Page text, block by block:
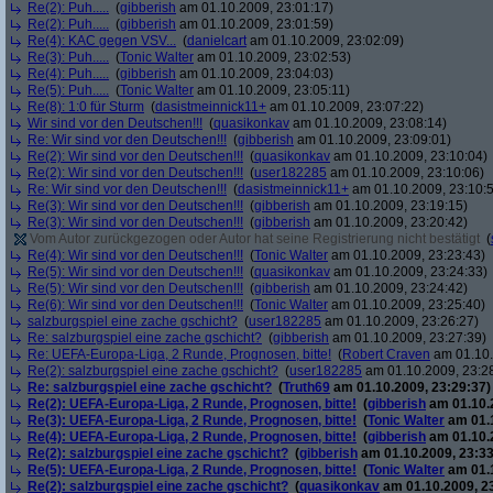
Re(2): Puh..... (gibberish am 01.10.2009, 23:01:17)
Re(2): Puh..... (gibberish am 01.10.2009, 23:01:59)
Re(4): KAC gegen VSV... (danielcart am 01.10.2009, 23:02:09)
Re(3): Puh..... (Tonic Walter am 01.10.2009, 23:02:53)
Re(4): Puh..... (gibberish am 01.10.2009, 23:04:03)
Re(5): Puh..... (Tonic Walter am 01.10.2009, 23:05:11)
Re(8): 1:0 für Sturm (dasistmeinnick11+ am 01.10.2009, 23:07:22)
Wir sind vor den Deutschen!!! (quasikonkav am 01.10.2009, 23:08:14)
Re: Wir sind vor den Deutschen!!! (gibberish am 01.10.2009, 23:09:01)
Re(2): Wir sind vor den Deutschen!!! (quasikonkav am 01.10.2009, 23:10:04)
Re(2): Wir sind vor den Deutschen!!! (user182285 am 01.10.2009, 23:10:06)
Re: Wir sind vor den Deutschen!!! (dasistmeinnick11+ am 01.10.2009,
Re(3): Wir sind vor den Deutschen!!! (gibberish am 01.10.2009, 23:19:15)
Re(3): Wir sind vor den Deutschen!!! (gibberish am 01.10.2009, 23:20:42)
Vom Autor zurückgezogen oder Autor hat seine Registrierung nicht bestätigt (
Re(4): Wir sind vor den Deutschen!!! (Tonic Walter am 01.10.2009, 23:23:43)
Re(5): Wir sind vor den Deutschen!!! (quasikonkav am 01.10.2009, 23:24:33)
Re(5): Wir sind vor den Deutschen!!! (gibberish am 01.10.2009, 23:24:42)
Re(6): Wir sind vor den Deutschen!!! (Tonic Walter am 01.10.2009, 23:25:40)
salzburgspiel eine zache gschicht? (user182285 am 01.10.2009, 23:26:27)
Re: salzburgspiel eine zache gschicht? (gibberish am 01.10.2009, 23:27:39)
Re: UEFA-Europa-Liga, 2 Runde, Prognosen, bitte! (Robert Craven am
Re(2): salzburgspiel eine zache gschicht? (user182285 am 01.10.2009,
Re: salzburgspiel eine zache gschicht? (Truth69 am 01.10.2009, 23:29:37)
Re(2): UEFA-Europa-Liga, 2 Runde, Prognosen, bitte! (gibberish am
Re(3): UEFA-Europa-Liga, 2 Runde, Prognosen, bitte! (Tonic Walter am
Re(4): UEFA-Europa-Liga, 2 Runde, Prognosen, bitte! (gibberish am
Re(2): salzburgspiel eine zache gschicht? (gibberish am 01.10.2009,
Re(5): UEFA-Europa-Liga, 2 Runde, Prognosen, bitte! (Tonic Walter am
Re(2): salzburgspiel eine zache gschicht? (quasikonkav am 01.10.2009,